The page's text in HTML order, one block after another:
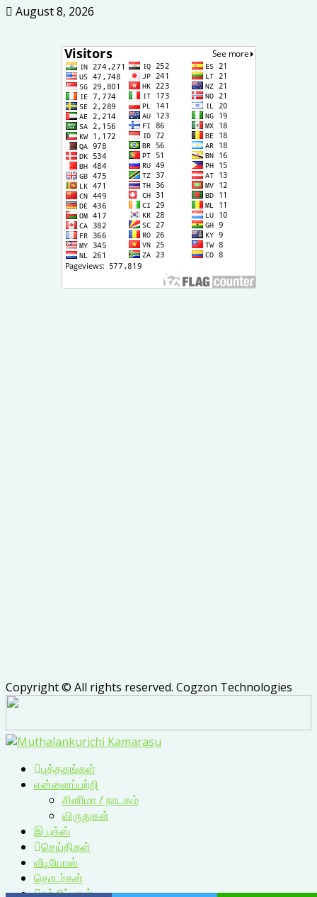
August 8, 2026
Copyright © All rights reserved. Cogzon Technologies
புத்தகங்கள்
என்னைப்பற்றி
சினிமா / நாடகம்
விருதுகள்
இ புக்ஸ்
செய்திகள்
வீடியோஸ்
தொடர்கள்
சந்திப்புகள்